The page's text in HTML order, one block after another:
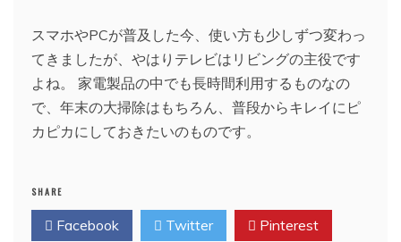
スマホやPCが普及した今、使い方も少しずつ変わっ
てきましたが、やはりテレビはリビングの主役です
よね。 家電製品の中でも長時間利用するものなの
で、年末の大掃除はもちろん、普段からキレイにピ
カピカにしておきたいのものです。
SHARE
Facebook Twitter Pinterest